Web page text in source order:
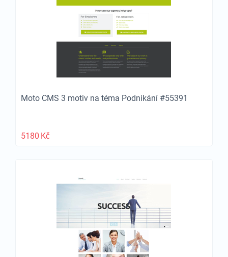
Moto CMS 3 motiv na téma Podnikání #55391
5180 Kč